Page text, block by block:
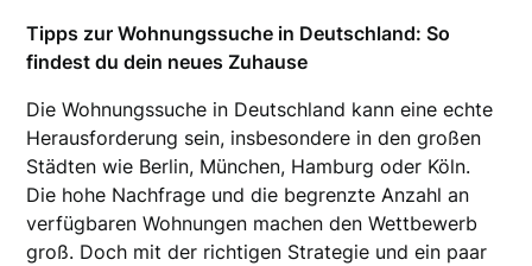
Tipps zur Wohnungssuche in Deutschland: So
findest du dein neues Zuhause
Die Wohnungssuche in Deutschland kann eine echte
Herausforderung sein, insbesondere in den großen
Städten wie Berlin, München, Hamburg oder Köln.
Die hohe Nachfrage und die begrenzte Anzahl an
verfügbaren Wohnungen machen den Wettbewerb
groß. Doch mit der richtigen Strategie und ein paar